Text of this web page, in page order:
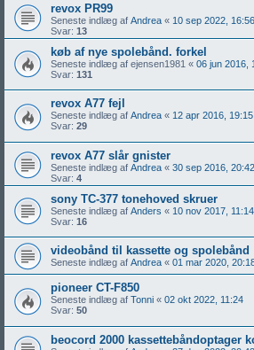
revox PR99
Seneste indlæg af Andrea « 10 sep 2022, 16:56
Svar: 13
køb af nye spolebånd. forkel
Seneste indlæg af ejensen1981 « 06 jun 2016,
Svar: 131
revox A77 fejl
Seneste indlæg af Andrea « 12 apr 2016, 19:15
Svar: 29
revox A77 slår gnister
Seneste indlæg af Andrea « 30 sep 2016, 20:42
Svar: 4
sony TC-377 tonehoved skruer
Seneste indlæg af Anders « 10 nov 2017, 11:14
Svar: 16
videobånd til kassette og spolebånd
Seneste indlæg af Andrea « 01 mar 2020,
pioneer CT-F850
Seneste indlæg af Tonni « 02 okt 2022, 11:24
Svar: 50
beocord 2000 kassettebåndoptager